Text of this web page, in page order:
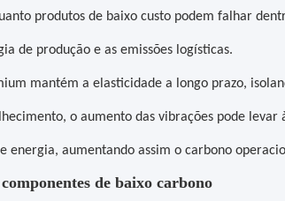
produtos de baixo custo podem falhar
de produção e as emissões logísticas.
mantém a elasticidade a longo prazo,
o aumento das vibrações pode
energia, aumentando assim o carbono
de baixo carbono